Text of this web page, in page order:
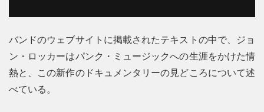
バンドのウェブサイトに掲載されたテキストの中で、ジョ
ン・ロッカーはパンク・ミュージックへの生涯をかけた情
熱と、この新作のドキュメンタリーの見どころについて述
べている。